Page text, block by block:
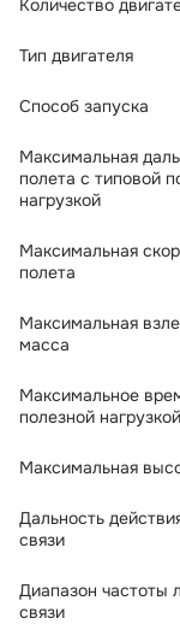
Количество
Тип двигателя
Способ запуска
Максимальная
полета с типовой
нагрузкой
Максимальная
полета
Максимальная
масса
Максимальное
полезной нагрузкой
Максимальная
Дальность
связи
Диапазон частоты
связи